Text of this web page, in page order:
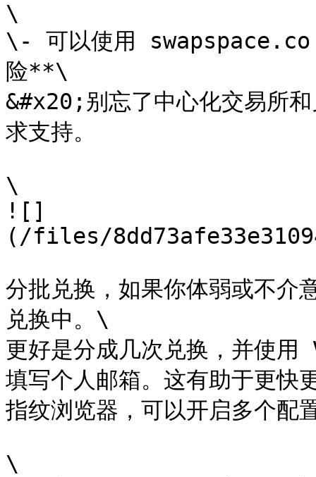
\
\- 可以使用 swapspace.co
险**\
&#x20;别忘了中心化交易所
求支持。
\
![]
(/files/
分批兑换，如果你体弱或不介
兑换中。\
更好是分成几次兑换，并使用
填写个人邮箱。这有助于更快
指纹浏览器，可以开启多个配
\